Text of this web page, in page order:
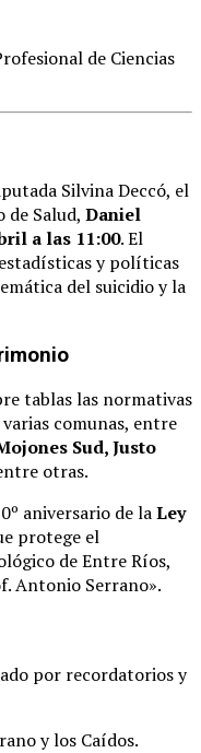
de Ciencias
Silvina Deccó, el
Salud, Daniel
a las 11:00. El
y políticas
del suicidio y la
tablas las normativas
comunas, entre
Sud, Justo
otras.
aniversario de laLey
protege el
de Entre Ríos,
Antonio Serrano».
por recordatorios y
y los Caídos.